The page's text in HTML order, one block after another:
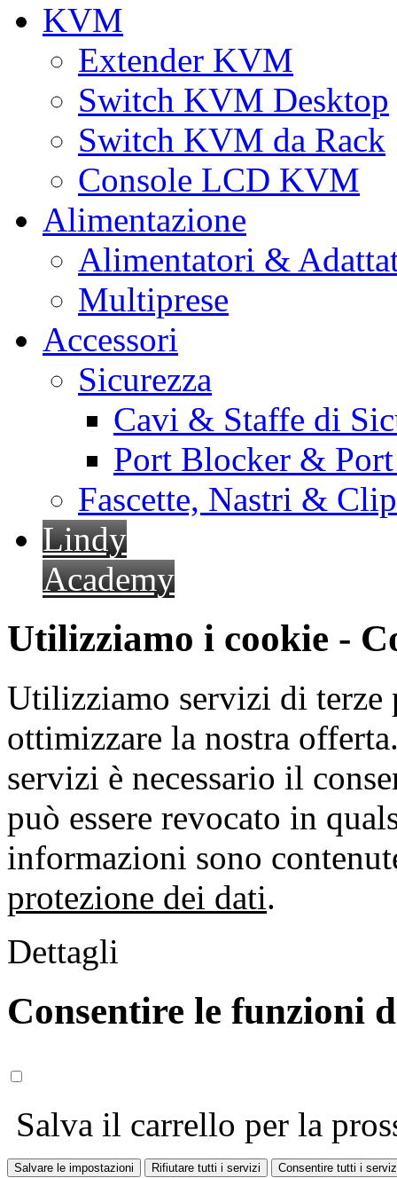
KVM
Extender KVM
Switch KVM Desktop
Switch KVM da Rack
Console LCD KVM
Alimentazione
Alimentatori &
Multiprese
Accessori
Sicurezza
Cavi & Staffe di
Port Blocker &
Fascette, Nastri &
Lindy
Academy
Utilizziamo i cookie -
Utilizziamo servizi di terze
ottimizzare la nostra
servizi è necessario il
può essere revocato in
informazioni sono
protezione dei dati.
Dettagli
Consentire le funzioni
Salva il carrello per la
Salvare le impostazioni Rifiutare tutti i servizi Consentire tutti i